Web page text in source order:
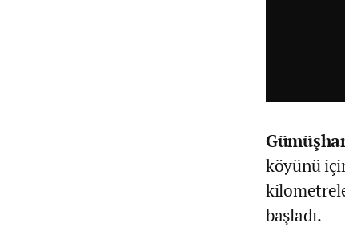
köyünü
başladı.